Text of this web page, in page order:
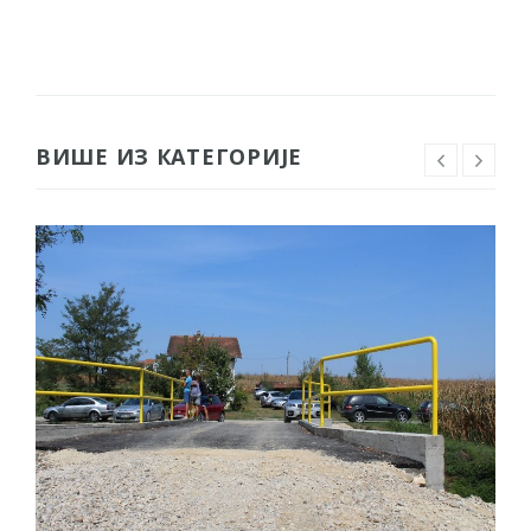
ВИШЕ ИЗ КАТЕГОРИЈЕ